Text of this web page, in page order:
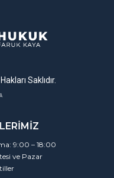
Saklıdır.
9:00 – 18:00
ve Pazar